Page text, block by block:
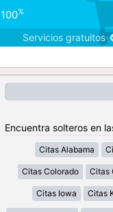
100%
Servicios gratuitos
Encuentra solteros en
Citas Alabama
Citas Colorado Citas
Citas Iowa Citas